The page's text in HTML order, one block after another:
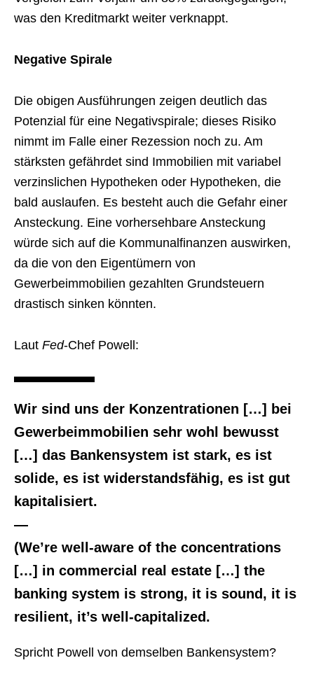
was den Kreditmarkt weiter verknappt.
Negative Spirale
Die obigen Ausführungen zeigen deutlich das
Potenzial für eine Negativspirale; dieses Risiko
nimmt im Falle einer Rezession noch zu. Am
stärksten gefährdet sind Immobilien mit variabel
verzinslichen Hypotheken oder Hypotheken, die
bald auslaufen. Es besteht auch die Gefahr einer
Ansteckung. Eine vorhersehbare Ansteckung
würde sich auf die Kommunalfinanzen auswirken,
da die von den Eigentümern von
Gewerbeimmobilien gezahlten Grundsteuern
drastisch sinken könnten.
Laut Fed-Chef Powell:
Wir sind uns der Konzentrationen […] bei
Gewerbeimmobilien sehr wohl bewusst
[…] das Bankensystem ist stark, es ist
solide, es ist widerstandsfähig, es ist gut
kapitalisiert.
—
(We’re well-aware of the concentrations
[…] in commercial real estate […] the
banking system is strong, it is sound, it is
resilient, it’s well-capitalized.
Spricht Powell von demselben Bankensystem?